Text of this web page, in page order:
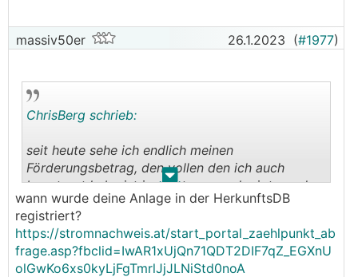
massiv50er 26.1.2023 (#1977)
. .
ChrisBerg schrieb:
seit heute sehe ich endlich meinen
Förderungsbetrag, den vollen den ich auch
beantragt habe ist im System genehmigt worden.
Bin gespannt wann die E-Mail und die
Auszahlung erfolgt, aber sollte somit nicht mehr
lange dauern (PS: Inbetriebnahme bzw.
Endabrechnung mitte August eingereicht)
wann wurde deine Anlage in der HerkunftsDB
registriert?
https://stromnachweis.at/start_portal_zaehlpunkt_ab
frage.asp?fbclid=IwAR1xUjQn71QDT2DIF7qZ_EGXnU
olGwKo6xs0kyLjFgTmrlJjJLNiStd0noA